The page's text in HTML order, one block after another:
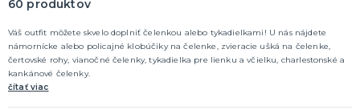
Rozvoz
O nás
Kontakt
Detské Halloween kostýmy
HALLOWEENSKE DEKORÁCIE
Závesné dekorácie
Samostatne stojaci
60 produktov
Váš outfit môžete skvelo doplniť čelenkou alebo tykadielkami! U nás nájdete
námornícke alebo policajné klobúčiky na čelenke, zvieracie ušká na čelenke,
čertovské rohy, vianočné čelenky, tykadielka pre lienku a včielku, charlestonské a
kankánové čelenky.
čítať viac